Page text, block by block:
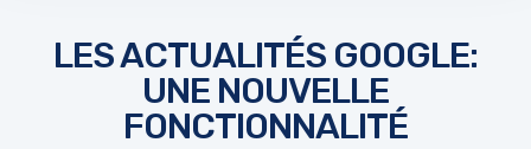
LES ACTUALITÉS GOOGLE:
UNE NOUVELLE
FONCTIONNALITÉ